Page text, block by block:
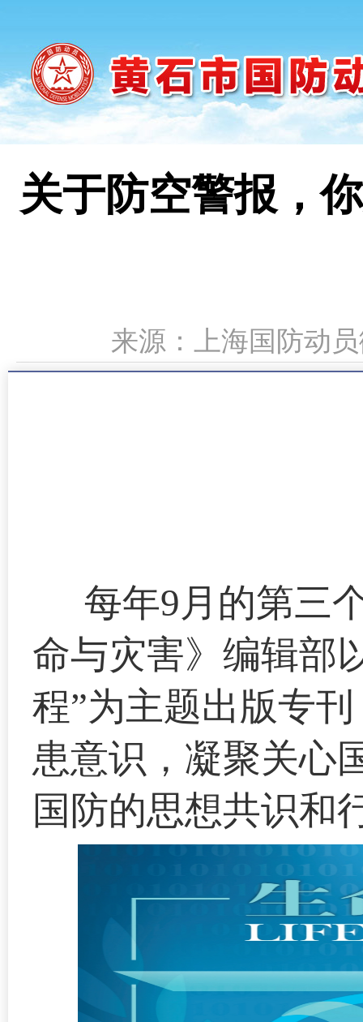
关于防空警报，
来源：上海国防动
每年9月的第三
命与灾害》编辑部
程”为主题出版专
患意识，凝聚关心
国防的思想共识和